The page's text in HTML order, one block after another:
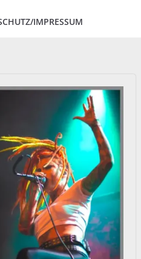
IMPRESSUM